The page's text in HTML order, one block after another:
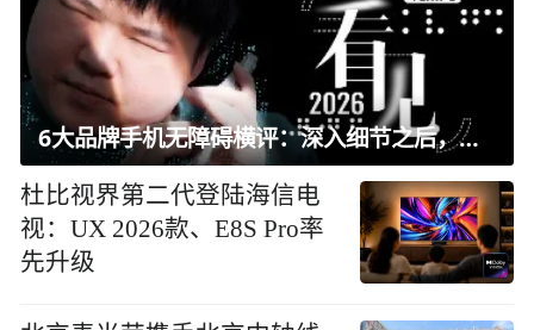
6大品牌手机无障碍横评：深入细节之后，似乎只有苹果能挺住？｜ 看见2026
杜比视界第二代登陆海信电
视：UX 2026款、E8S Pro率
先升级